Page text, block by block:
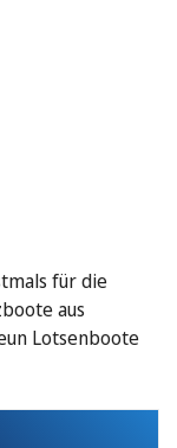
für die
aus
Lotsenboote